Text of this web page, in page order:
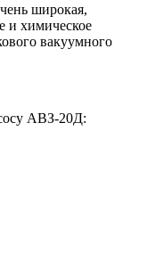
широкая,
и химическое
вакуумного
АВЗ-20Д: